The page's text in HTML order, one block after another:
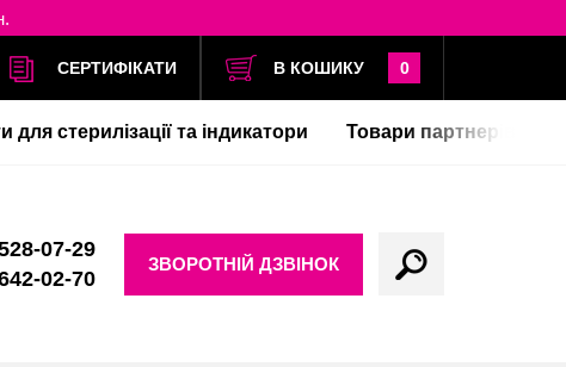
СЕРТИФІКАТИ В КОШИКУ 0
для стерилізації та індикатори Товари партнерів
07-29
02-70
ЗВОРОТНІЙ ДЗВІНОК